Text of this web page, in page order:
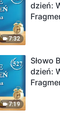
7:32
dzień:
7:19
Słowo
dzień: